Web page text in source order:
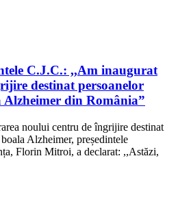
C.J.C.: ,,Am inaugurat
destinat persoanelor
Alzheimer din România”
noului centru de îngrijire destinat
Alzheimer, președintele
Florin Mitroi, a declarat: ,,Astăzi,